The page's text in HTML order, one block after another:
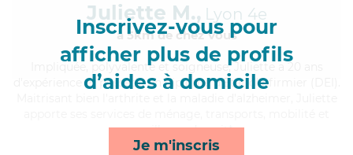
Inscrivez-vous pour
afficher plus de profils
d’aides à domicile
Je m'inscris
Juliette M., Lyon 4e
à 5km de chez Vous
, polyvalente et soigneuse, Juliette a 20 ans
d'expérience et possède un diplôme d'Etat d'infirmier (DEI).
surveillance de nuit*